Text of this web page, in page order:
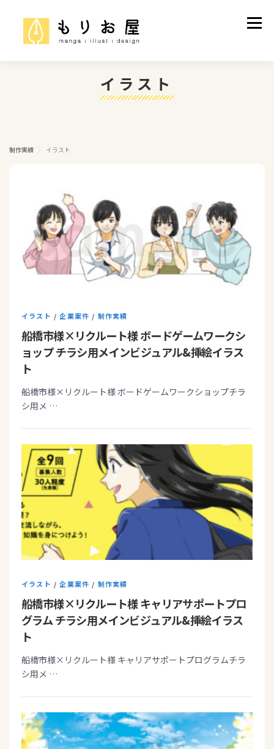
ツ
メニュ
ご依頼について プロフィール
イラスト
制作実績 イラスト
イラスト /企業案件 / 制作実績
船橋市様×リクルート様 ボードゲームワークシ
ョップ チラシ用メインビジュアル&挿絵イラス
ト
船橋市様×リクルート様 ボードゲームワークショップチラ
シ用メ …
イラスト /企業案件 / 制作実績
船橋市様×リクルート様 キャリアサポートプロ
グラム チラシ用メインビジュアル&挿絵イラス
ト
船橋市様×リクルート様 キャリアサポートプログラムチラ
シ用メ …